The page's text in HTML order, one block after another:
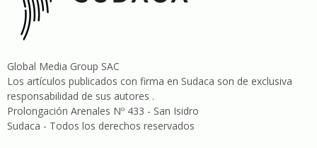
Global Media Group SAC
Los artículos publicados con firma en Sudaca son de exclusiva
responsabilidad de sus autores .
Prolongación Arenales Nº 433 - San Isidro
Sudaca - Todos los derechos reservados